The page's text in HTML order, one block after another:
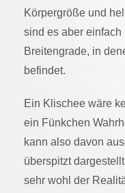
Körpergröße und
sind es aber
Breitengrade, in
befindet.
Ein Klischee wäre
ein Fünkchen
kann also davon
überspitzt
sehr wohl der